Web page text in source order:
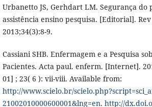
Urbanetto JS, Gerhdart LM. Segurança do
assistência ensino pesquisa. [Editorial].
2013;34(3):8-9.
Cassiani SHB. Enfermagem e a Pesquisa
Pacientes. Acta paul. enferm. [Internet].
01] ; 23( 6 ): vii-viii. Available from:
http://www.scielo.br/
21002010000600001&lng=en. http://